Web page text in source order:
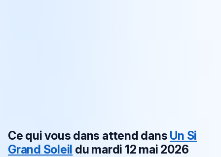
Ce qui vous dans attend dans Un Si
Grand Soleil du mardi 12 mai 2026